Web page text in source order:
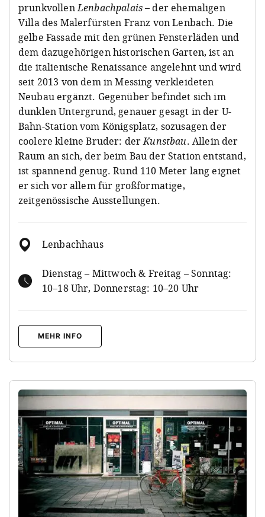
prunkvollenLenbachpalais– der ehemaligen
Villa des Malerfürsten Franz von Lenbach. Die
gelbe Fassade mit den grünen Fensterläden und
dem dazugehörigen historischen Garten, ist an
die italienische Renaissance angelehnt und wird
seit 2013 von dem in Messing verkleideten
Neubau ergänzt. Gegenüber befindet sich im
dunklen Untergrund, genauer gesagt in der U-
Bahn-Station vom Königsplatz, sozusagen der
coolere kleine Bruder: derKunstbau. Allein der
Raum an sich, der beim Bau der Station entstand,
ist spannend genug. Rund 110 Meter lang eignet
er sich vor allem für großformatige,
zeitgenössische Ausstellungen.
Lenbachhaus
Dienstag – Mittwoch & Freitag – Sonntag:
10–18 Uhr, Donnerstag: 10–20 Uhr
MEHR INFO